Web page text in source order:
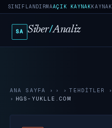
SINIFLANDIRMAAÇIK KAYNAKKAYNAK
SA Siber/Analiz
ANA SAYFA › TEHDITLER
HGS-YUKLLE.COM